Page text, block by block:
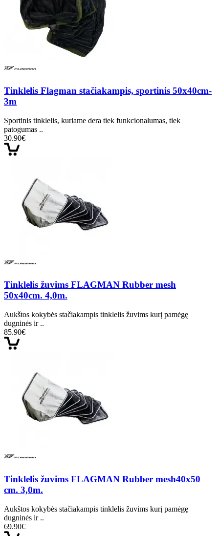
Tinklelis Flagman stačiakampis, sportinis 50x40cm-
3m
Sportinis tinklelis, kuriame dera tiek funkcionalumas, tiek
patogumas ..
30.90€
Tinklelis žuvims FLAGMAN Rubber mesh
50x40cm. 4,0m.
Aukštos kokybės stačiakampis tinklelis žuvims kurį pamėgę
dugninės ir ..
85.90€
Tinklelis žuvims FLAGMAN Rubber mesh40x50
cm. 3,0m.
Aukštos kokybės stačiakampis tinklelis žuvims kurį pamėgę
dugninės ir ..
69.90€